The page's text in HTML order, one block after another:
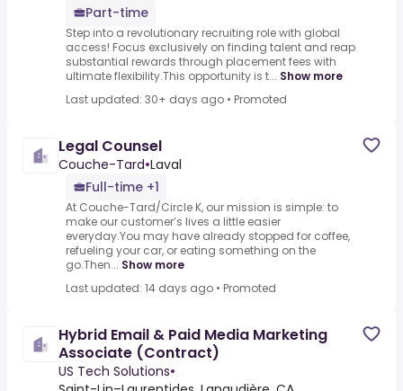
Part-time
Step into a revolutionary recruiting role with global
access! Focus exclusively on finding talent and reap
substantial rewards through placement fees with
ultimate flexibility.This opportunity is t... Show more
Last updated: 30+ days ago • Promoted
Legal Counsel
Couche-Tard•Laval
Full-time +1
At Couche-Tard/Circle K, our mission is simple: to
make our customer’s lives a little easier
everyday.You may have already stopped for coffee,
refueling your car, or eating something on the
go.Then... Show more
Last updated: 14 days ago • Promoted
Hybrid Email & Paid Media Marketing
Associate (Contract)
US Tech Solutions•